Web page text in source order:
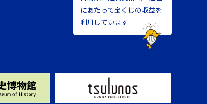
にあたって宝くじの収益を
利用しています